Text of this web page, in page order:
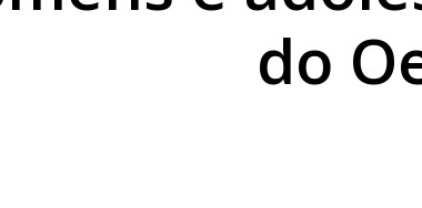
do